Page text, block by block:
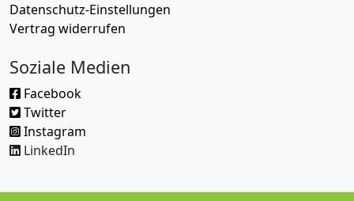
Datenschutz-Einstellungen
Vertrag widerrufen
Soziale Medien
Facebook
Twitter
Instagram
LinkedIn